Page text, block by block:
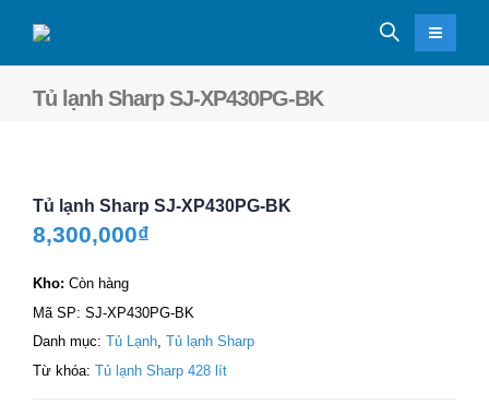
Tủ lạnh Sharp SJ-XP430PG-BK
Tủ lạnh Sharp SJ-XP430PG-BK
8,300,000₫
Kho: Còn hàng
Mã SP: SJ-XP430PG-BK
Danh mục: Tủ Lạnh, Tủ lạnh Sharp
Từ khóa: Tủ lạnh Sharp 428 lít